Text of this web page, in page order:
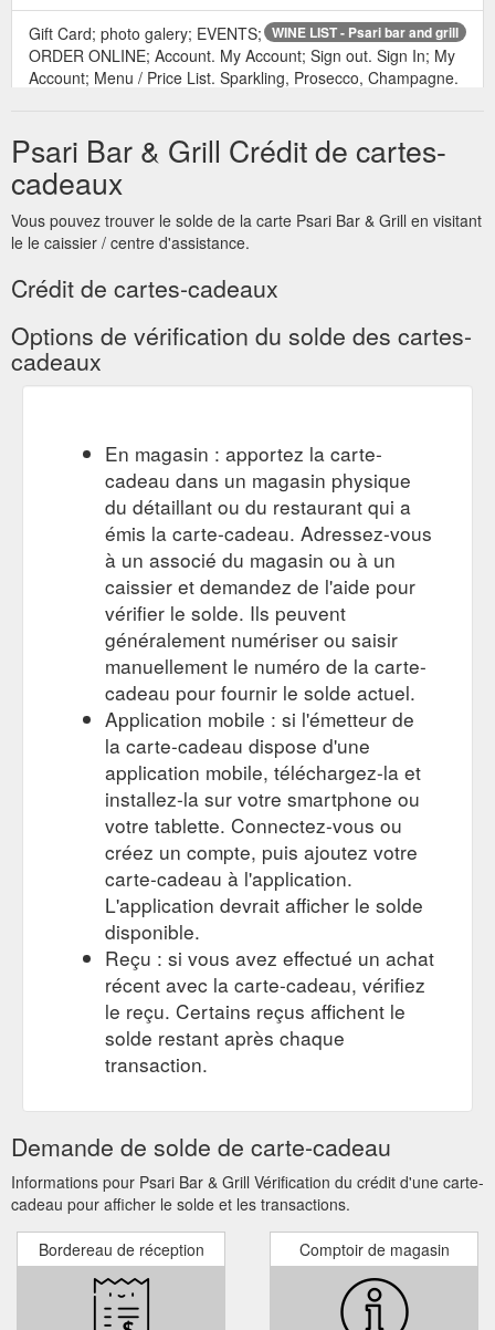
WINE LIST - Psari bar and grill
Gift Card; photo galery; EVENTS;
ORDER ONLINE; Account. My Account; Sign out. Sign In; My
Account; Menu / Price List. Sparkling, Prosecco, Champagne.
given the wine an attractive creamy texture on the mid palate
which complements the fine line of green pear and citrus
acidity ...https://psaribarandgrill.com.au/wine-list
FUNCTIONS - Psari bar and grill
gift card; photo galery; events;
order online; account. my account; sign out. sign in; my
account; set menu 1 - $46pp. woodfired cob loaf. served with
garlic infused extra virgin olive oil & balsamic, chili oil & truffle
barramundi. w heirloom tomato & coriander spiced salsa,
sorrel pesto butter . veal rack. slow roasted for 16 hours ...
https://psaribarandgrill.com.au/functions
restaurant in Mooloolaba with local produce prepared by our
Chef simply to enhance the flavor of the product. Open for
lunch and dinner.
https://psaribarandgrill.com.au/ols/products/gift-certificate
EVENTS | Psari Bar & Grill
Gift Card; photo galery; EVENTS;
ORDER ONLINE; Account. My Account; Sign out. Sign In; My
Account . 14/02/2022. Valentine''s day. All day. 45 Brisbane
road, Mooloolaba QLD 4557. Event Details. 14/02/2022.
Valentine''s day. Come celebrate Valentine''s day with us at
Psari Seafood restaurant with a choice of set menu. We also
have a menu for the little kiddies un... Event Details. All day.
https://psaribarandgrill.com.au/events
Gift Card; photo galery; EVENTS; ORDER ONLINE
(07)5326 3468. Sign In; My Account; Signed in as:
filler@godaddy.com. My Account; Sign out. Signed in as:
filler@godaddy.com. Home; Menus. About; Gift Card; photo
galery; EVENTS; ORDER ONLINE; Account. My Account; Sign
out. Sign In; My Account; Account sign in. Sign in to your
account to access your profile, history, and any private pages
https://psaribarandgrill.com.au/m/login
KIDS MENU - Psari bar and grill
Gift Card; photo galery;
EVENTS; ORDER ONLINE; Account. My Account; Sign out.
Sign In; My Account; psari kids meals. KIDS MEALS $20. All
kids meals comes with a free drink and ice cream (FOR KIDS
UNDER 12 ONLY) Kids steak. with mash and vegetables.
Chicken nuggets. with chips and salad. Grilled fish. With chips
menu
Psari Bar & Grill Crédit de cartes-
cadeaux
Vous pouvez trouver le solde de la carte Psari Bar & Grill en visitant
le le caissier / centre d'assistance.
Crédit de cartes-cadeaux
Options de vérification du solde des cartes-
cadeaux
En magasin : apportez la carte-
cadeau dans un magasin physique
du détaillant ou du restaurant qui a
émis la carte-cadeau. Adressez-vous
à un associé du magasin ou à un
caissier et demandez de l'aide pour
vérifier le solde. Ils peuvent
généralement numériser ou saisir
manuellement le numéro de la carte-
cadeau pour fournir le solde actuel.
Application mobile : si l'émetteur de
la carte-cadeau dispose d'une
application mobile, téléchargez-la et
installez-la sur votre smartphone ou
votre tablette. Connectez-vous ou
créez un compte, puis ajoutez votre
carte-cadeau à l'application.
L'application devrait afficher le solde
disponible.
Reçu : si vous avez effectué un achat
récent avec la carte-cadeau, vérifiez
le reçu. Certains reçus affichent le
solde restant après chaque
transaction.
Demande de solde de carte-cadeau
Informations pour Psari Bar & Grill Vérification du crédit d'une carte-
cadeau pour afficher le solde et les transactions.
Bordereau de réception Comptoir de magasin